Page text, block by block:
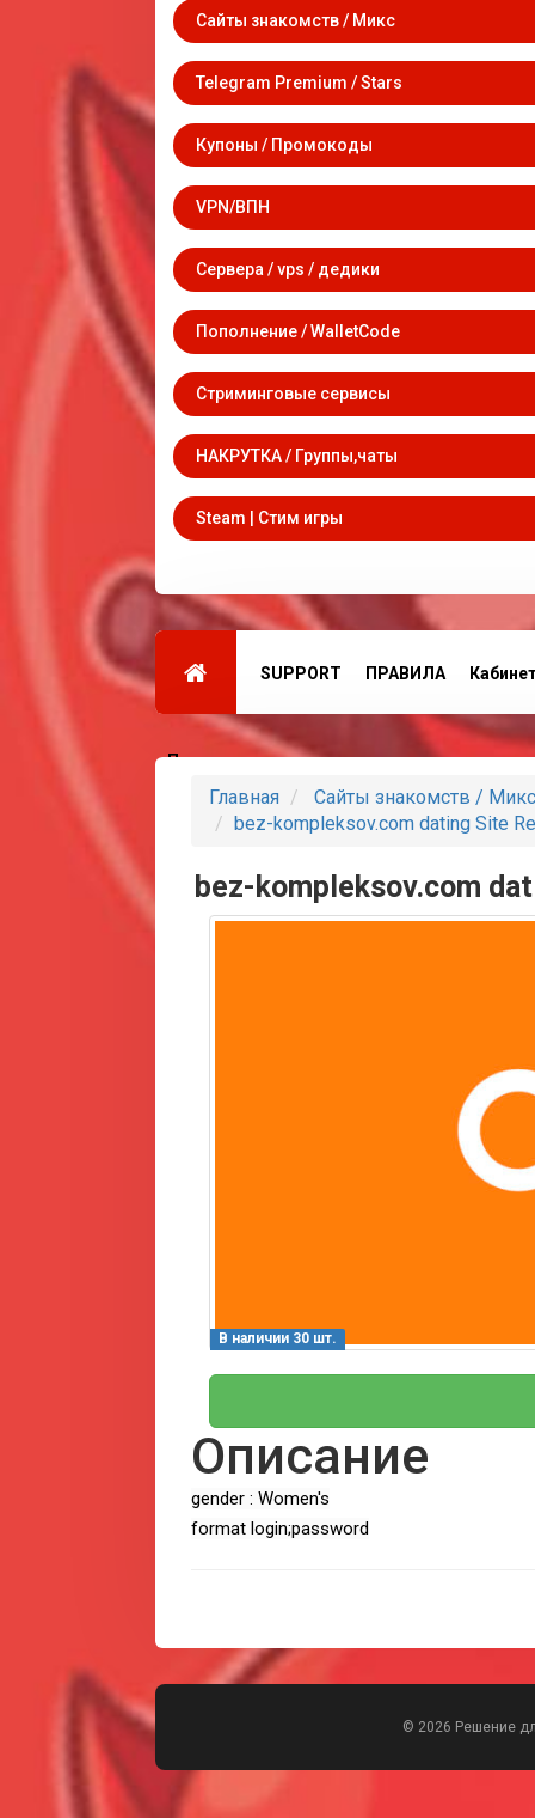
Сайты знакомств / Микс
Telegram Premium / Stars
Купоны / Промокоды
VPN/ВПН
Сервера / vps / дедики
Пополнение / WalletCode
Стриминговые сервисы
НАКРУТКА / Группы,чаты
Steam | Стим игры
SUPPORT ПРАВИЛА
Партнеры
Главная
Сайты знакомств / Микс
bez-kompleksov.com dating Site
bez-kompleksov.com
В наличии 30 шт.
Описание
gender : Women's
format login;password
© 2026 Решение